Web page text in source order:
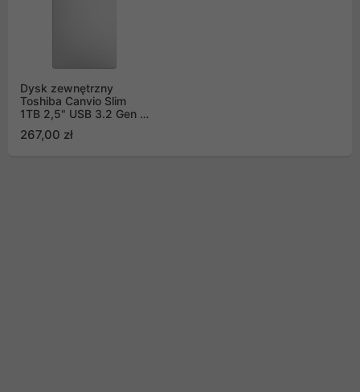
Dysk zewnętrzny
Toshiba Canvio Slim
1TB 2,5" USB 3.2 Gen 1
267,00 zł